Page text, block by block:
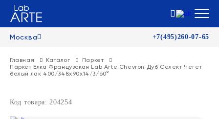
Москва +7(495)260-07-65
Главная Каталог
Паркет
Паркет Елка Французская Lab Arte Chevron Дуб Селект Чегет
белый лак 400/348х90х14/3/60°
Код товара: 204254